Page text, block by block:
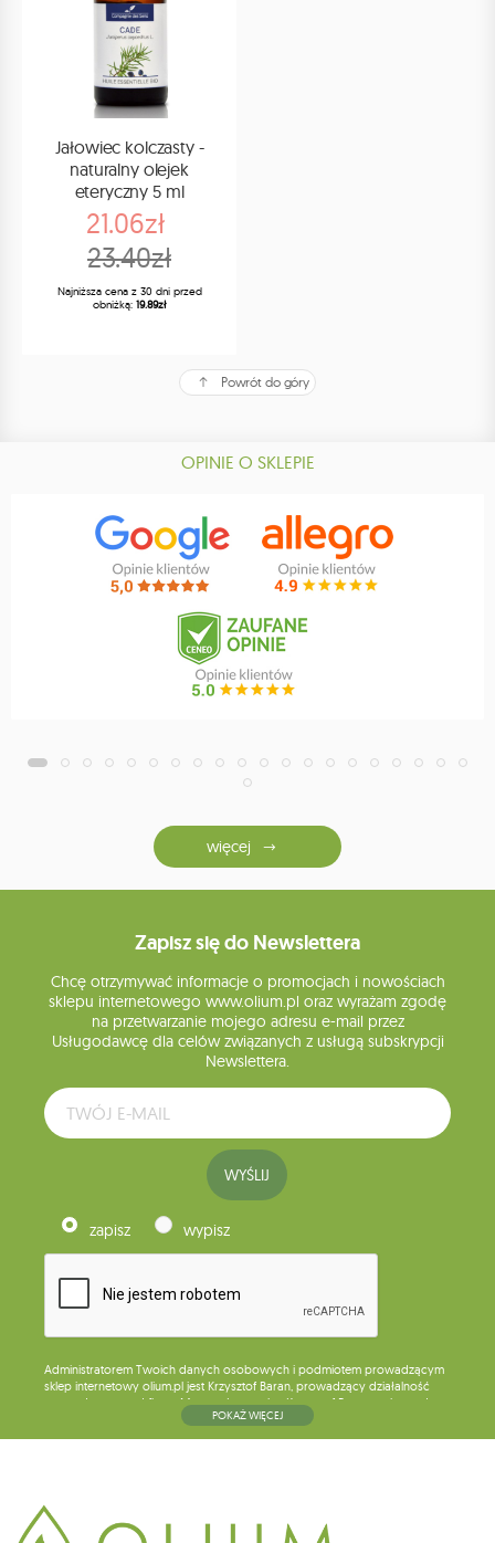
Jałowiec kolczasty -
naturalny olejek
eteryczny 5 ml
21.06zł
23.40zł
Najniższa cena z 30 dni przed
obniżką: 19.89zł
Powrót do góry
OPINIE O SKLEPIE
więcej
Zapisz się do Newslettera
Chcę otrzymywać informacje o promocjach i nowościach
sklepu internetowego www.olium.pl oraz wyrażam zgodę
na przetwarzanie mojego adresu e-mail przez
Usługodawcę dla celów związanych z usługą subskrypcji
Newslettera.
WYŚLIJ
zapisz wypisz
Administratorem Twoich danych osobowych i podmiotem prowadzącym
sklep internetowy olium.pl jest Krzysztof Baran, prowadzący działalność
gospodarczą pod firmą: Mouton Interactive Krzysztof Baran wpisaną do
Centralnej Ewidencji i Informacji o Działalności Gospodarczej, adres
głównego miejsca wykonywania działalności w Siedlcach, ul. Starowiejska
Dane będą przetwarzane w celu wysyłki newslettera i przechowywane do
chwili rezygnacji z subskrypcji.
POKAŻ WIĘCEJ